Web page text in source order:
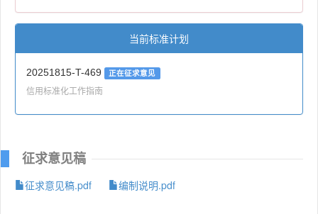
当前标准计划
20251815-T-469 正在征求意见
信用标准化工作指南
征求意见稿
征求意见稿.pdf
编制说明.pdf